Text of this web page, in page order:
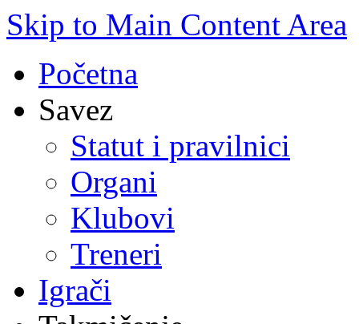
Skip to Main Content Area
Početna
Savez
Statut i pravilnici
Organi
Klubovi
Treneri
Igrači